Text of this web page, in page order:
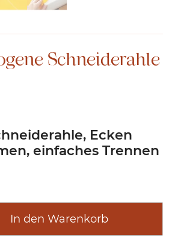
Schneiderahle
Ecken
einfaches Trennen
In den Warenkorb